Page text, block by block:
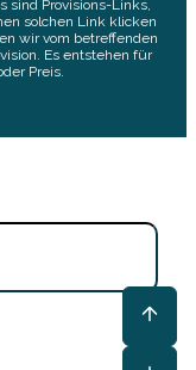
sind Provisions-Links,
solchen Link klicken
wir vom betreffenden
Es entstehen für
Preis.